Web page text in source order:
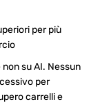
per più
su AI. Nessun
per
carrelli e